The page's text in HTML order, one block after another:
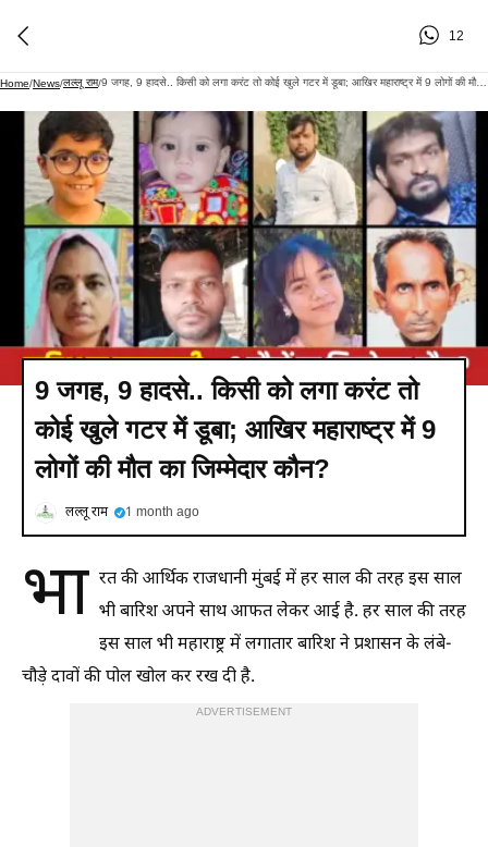
12
Home/News/लल्लू राम/ 9 जगह, 9 हादसे.. किसी को लगा करंट तो कोई खुले गटर में डूबा; आखिर महाराष्ट्र में 9 लोगों की मौत का जिम्मेदार कौन?
9 जगह, 9 हादसे.. किसी को लगा करंट तो
कोई खुले गटर में डूबा; आखिर महाराष्ट्र में 9
लोगों की मौत का जिम्मेदार कौन?
लल्लू राम 1 month ago
भा रत की आर्थिक राजधानी मुंबई में हर साल की तरह इस साल
भी बारिश अपने साथ आफत लेकर आई है. हर साल की तरह
इस साल भी महाराष्ट्र में लगातार बारिश ने प्रशासन के लंबे-
चौड़े दावों की पोल खोल कर रख दी है.
ADVERTISEMENT